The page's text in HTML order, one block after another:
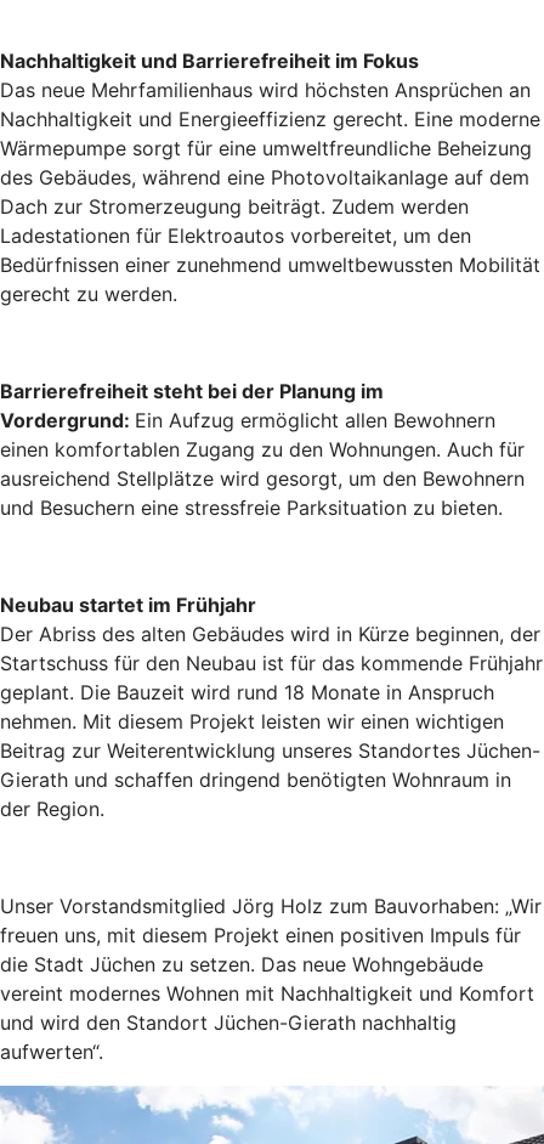
Nachhaltigkeit und Barrierefreiheit im Fokus
Das neue Mehrfamilienhaus wird höchsten Ansprüchen an
Nachhaltigkeit und Energieeffizienz gerecht. Eine moderne
Wärmepumpe sorgt für eine umweltfreundliche Beheizung
des Gebäudes, während eine Photovoltaikanlage auf dem
Dach zur Stromerzeugung beiträgt. Zudem werden
Ladestationen für Elektroautos vorbereitet, um den
Bedürfnissen einer zunehmend umweltbewussten Mobilität
gerecht zu werden.
Barrierefreiheit steht bei der Planung im
Vordergrund: Ein Aufzug ermöglicht allen Bewohnern
einen komfortablen Zugang zu den Wohnungen. Auch für
ausreichend Stellplätze wird gesorgt, um den Bewohnern
und Besuchern eine stressfreie Parksituation zu bieten.
Neubau startet im Frühjahr
Der Abriss des alten Gebäudes wird in Kürze beginnen, der
Startschuss für den Neubau ist für das kommende Frühjahr
geplant. Die Bauzeit wird rund 18 Monate in Anspruch
nehmen. Mit diesem Projekt leisten wir einen wichtigen
Beitrag zur Weiterentwicklung unseres Standortes Jüchen-
Gierath und schaffen dringend benötigten Wohnraum in
der Region.
Unser Vorstandsmitglied Jörg Holz zum Bauvorhaben: „Wir
freuen uns, mit diesem Projekt einen positiven Impuls für
die Stadt Jüchen zu setzen. Das neue Wohngebäude
vereint modernes Wohnen mit Nachhaltigkeit und Komfort
und wird den Standort Jüchen-Gierath nachhaltig
aufwerten“.